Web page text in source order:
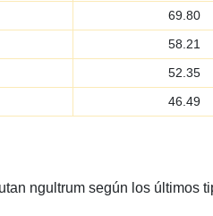
69.80
58.21
52.35
46.49
ngultrum según los últimos